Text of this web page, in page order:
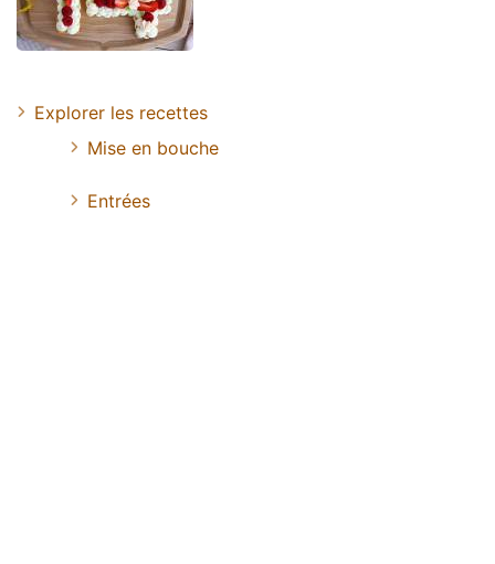
Explorer les recettes
Mise en bouche
Entrées